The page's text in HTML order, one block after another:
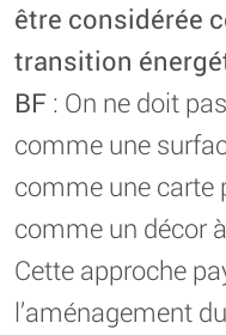
être considérée
transition
BF : On ne doit
comme une
comme une carte
comme un décor
Cette approche
l’aménagement